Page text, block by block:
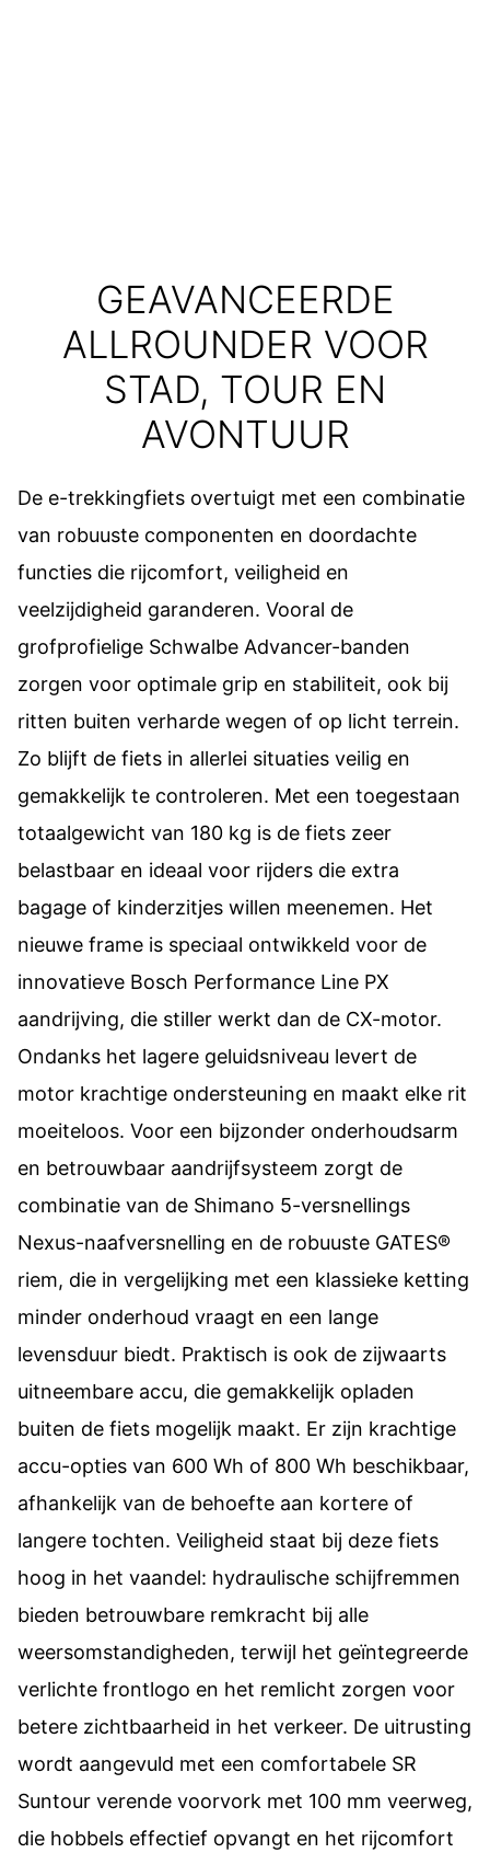
GEAVANCEERDE
ALLROUNDER VOOR
STAD, TOUR EN
AVONTUUR
De e-trekkingfiets overtuigt met een combinatie
van robuuste componenten en doordachte
functies die rijcomfort, veiligheid en
veelzijdigheid garanderen. Vooral de
grofprofielige Schwalbe Advancer-banden
zorgen voor optimale grip en stabiliteit, ook bij
ritten buiten verharde wegen of op licht terrein.
Zo blijft de fiets in allerlei situaties veilig en
gemakkelijk te controleren. Met een toegestaan
totaalgewicht van 180 kg is de fiets zeer
belastbaar en ideaal voor rijders die extra
bagage of kinderzitjes willen meenemen. Het
nieuwe frame is speciaal ontwikkeld voor de
innovatieve Bosch Performance Line PX
aandrijving, die stiller werkt dan de CX-motor.
Ondanks het lagere geluidsniveau levert de
motor krachtige ondersteuning en maakt elke rit
moeiteloos. Voor een bijzonder onderhoudsarm
en betrouwbaar aandrijfsysteem zorgt de
combinatie van de Shimano 5-versnellings
Nexus-naafversnelling en de robuuste GATES®
riem, die in vergelijking met een klassieke ketting
minder onderhoud vraagt en een lange
levensduur biedt. Praktisch is ook de zijwaarts
uitneembare accu, die gemakkelijk opladen
buiten de fiets mogelijk maakt. Er zijn krachtige
accu-opties van 600 Wh of 800 Wh beschikbaar,
afhankelijk van de behoefte aan kortere of
langere tochten. Veiligheid staat bij deze fiets
hoog in het vaandel: hydraulische schijfremmen
bieden betrouwbare remkracht bij alle
weersomstandigheden, terwijl het geïntegreerde
verlichte frontlogo en het remlicht zorgen voor
betere zichtbaarheid in het verkeer. De uitrusting
wordt aangevuld met een comfortabele SR
Suntour verende voorvork met 100 mm veerweg,
die hobbels effectief opvangt en het rijcomfort